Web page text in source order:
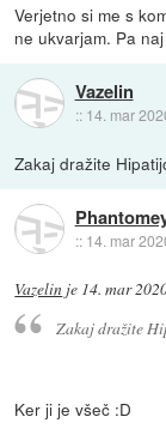
Verjetno si me s
ne ukvarjam. Pa
Vazelin
:: 14. mar
Zakaj dražite
:: 14. mar
Vazelin je 14. mar
Zakaj dražite
Ker ji je všeč :D